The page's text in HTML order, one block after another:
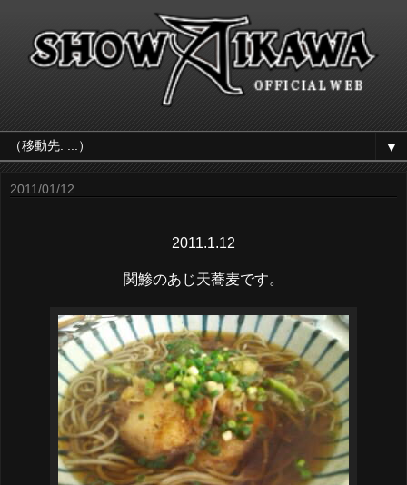
▼
2011/01/12
2011.1.12
関鯵のあじ天蕎麦です。